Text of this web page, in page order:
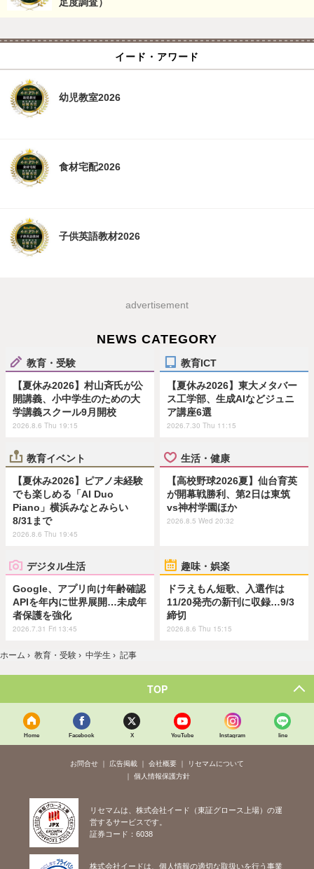
イード・アワード
幼児教室2026
食材宅配2026
子供英語教材2026
advertisement
NEWS CATEGORY
教育・受験
【夏休み2026】村山斉氏が公
開講義、小中学生のための大
学講義スクール9月開校
2026.8.6 Thu 19:15
教育ICT
【夏休み2026】東大メタバー
ス工学部、生成AIなどジュニ
ア講座6選
2026.7.30 Thu 11:15
教育イベント
【夏休み2026】ピアノ未経験
でも楽しめる「AI Duo
Piano」横浜みなとみらい
8/31まで
2026.8.6 Thu 19:45
生活・健康
【高校野球2026夏】仙台育英
が開幕戦勝利、第2日は東筑
vs神村学園ほか
2026.8.5 Wed 20:32
デジタル生活
Google、アプリ向け年齢確認
APIを年内に世界展開…未成年
者保護を強化
2026.7.31 Fri 13:45
趣味・娯楽
ドラえもん短歌、入選作は
11/20発売の新刊に収録…9/3
締切
2026.8.6 Thu 15:15
ホーム › 教育・受験 › 中学生 › 記事
TOP
Home Facebook X YouTube Instagram line
お問合せ 広告掲載 会社概要
リセマムについて
個人情報保護方針
リセマムは、株式会社イード（東証グロース上場）の運
営するサービスです。
証券コード：6038
株式会社イードは、個人情報の適切な取扱いを行う事業